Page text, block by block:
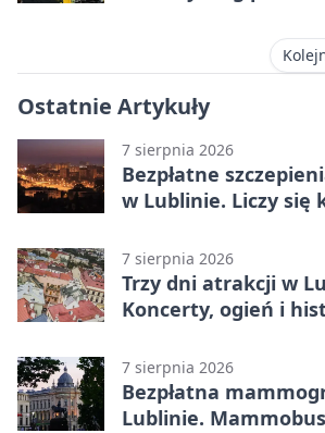
Ostatnie Artykuły
7 sierpnia 2026
Bezpłatne
w Lublinie. Liczy się
7 sierpnia 2026
Trzy dni atrakcji w
Koncerty, ogień i
7 sierpnia 2026
Bezpłatna
Lublinie.